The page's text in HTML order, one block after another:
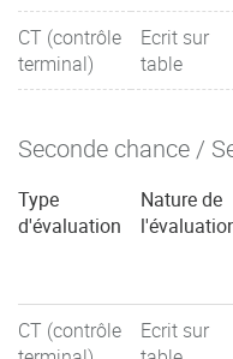
CT (contrôle
terminal)
Ecrit sur
table
Seconde chance /
Type
d'évaluation
Nature de
CT (contrôle
Ecrit sur